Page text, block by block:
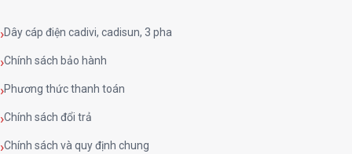
Dây cáp điện cadivi, cadisun, 3 pha
Chính sách bảo hành
Phương thức thanh toán
Chính sách đổi trả
Chính sách và quy định chung